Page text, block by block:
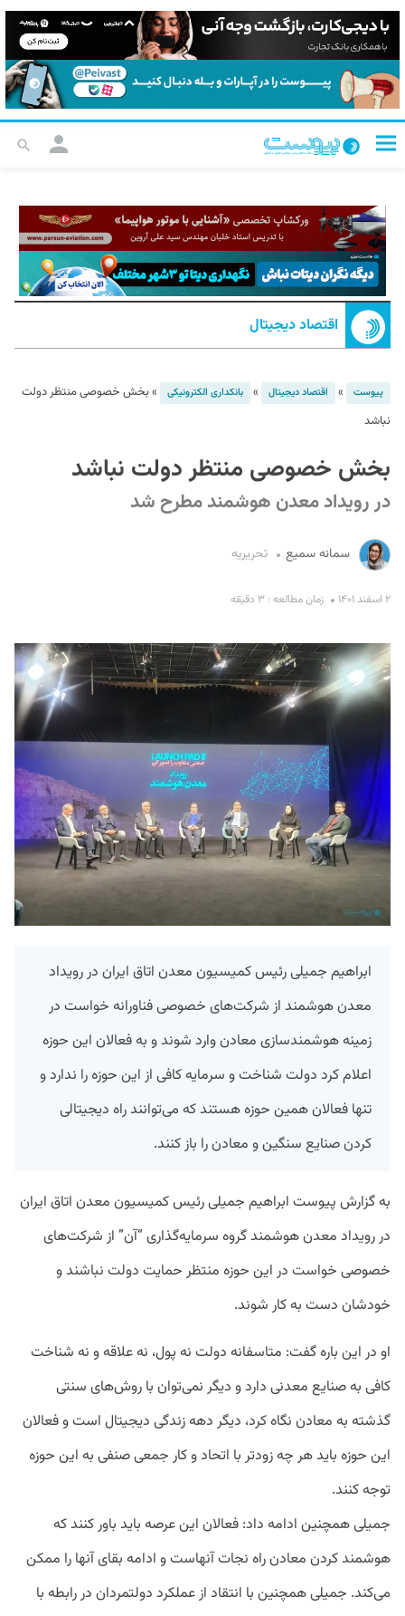
اقتصاد دیجیتال
پیوست » اقتصاد دیجیتال » بانکداری الکترونیکی »بخش خصوصی منتظر دولت
نباشد
بخش خصوصی منتظر دولت نباشد
در رویداد معدن هوشمند مطرح شد
سمانه سمیع تحریریه
۲ اسفند ۱۴۰۱ زمان مطالعه : ۳ دقیقه
ابراهیم جمیلی رئیس کمیسیون معدن اتاق ایران در رویداد
معدن هوشمند از شرکت‌های خصوصی فناورانه خواست در
زمینه هوشمندسازی معادن وارد شوند و به فعالان این حوزه
اعلام کرد دولت شناخت و سرمایه کافی از این حوزه را ندارد و
تنها فعالان همین حوزه هستند که می‌توانند راه دیجیتالی
کردن صنایع سنگین و معادن را باز کنند.
به گزارش پیوست ابراهیم جمیلی رئیس کمیسیون معدن اتاق ایران
در رویداد معدن هوشمند گروه سرمایه‌گذاری “آن” از شرکت‌های
خصوصی خواست در این حوزه منتظر حمایت دولت نباشند و
خودشان دست به کار شوند.
او در این باره گفت: متاسفانه دولت نه پول، نه علاقه و نه شناخت
کافی به صنایع معدنی دارد و دیگر نمی‌توان با روش‌های سنتی
گذشته به معادن نگاه کرد، دیگر دهه زندگی دیجیتال است و فعالان
این حوزه باید هر چه زودتر با اتحاد و کار جمعی صنفی به این حوزه
توجه کنند‌.
جمیلی همچنین ادامه داد: فعالان این عرصه باید باور کنند که
هوشمند کردن معادن راه نجات آنهاست و ادامه بقای آنها را ممکن
می‌کند. جمیلی همچنین با انتقاد از عملکرد دولتمردان در رابطه با